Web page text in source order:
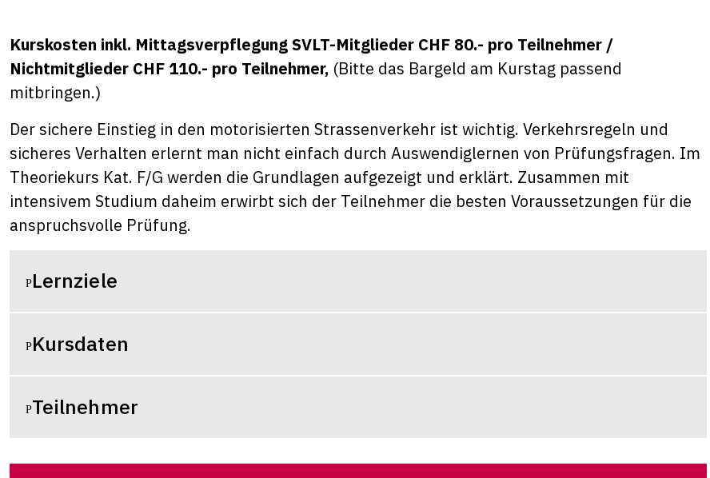
Kurskosten inkl. Mittagsverpflegung SVLT-Mitglieder CHF 80.- pro Teilnehmer /
Nichtmitglieder CHF 110.- pro Teilnehmer, (Bitte das Bargeld am Kurstag passend
mitbringen.)
Der sichere Einstieg in den motorisierten Strassenverkehr ist wichtig. Verkehrsregeln und
sicheres Verhalten erlernt man nicht einfach durch Auswendiglernen von Prüfungsfragen. Im
Theoriekurs Kat. F/G werden die Grundlagen aufgezeigt und erklärt. Zusammen mit
intensivem Studium daheim erwirbt sich der Teilnehmer die besten Voraussetzungen für die
anspruchsvolle Prüfung.
Lernziele
Kursdaten
Teilnehmer